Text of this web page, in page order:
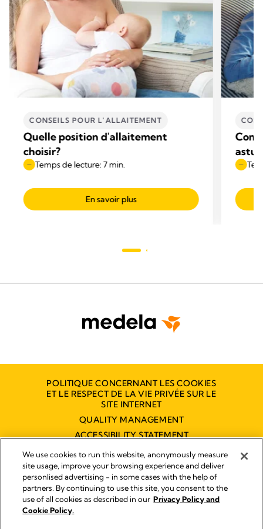
CONSEILS POUR L'ALLAITEMENT
Quelle position d'allaitement
choisir?
Temps de lecture: 7 min.
En savoir plus
POLITIQUE CONCERNANT LES COOKIES
ET LE RESPECT DE LA VIE PRIVÉE SUR LE
SITE INTERNET
QUALITY MANAGEMENT
ACCESSIBILITY STATEMENT
NOUS CONTACTER
Empreinte
Legal Notice
We use cookies to run this website, anonymously measure
site usage, improve your browsing experience and deliver
personlised advertising - in some cases with the help of
partners. By continuing to use this site, you consent to the
use of all cookies as described in our Privacy Policy and
Cookie Policy.